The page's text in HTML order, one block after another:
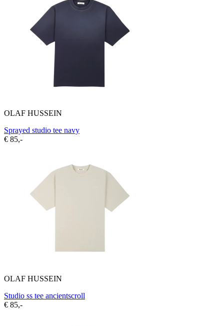
OLAF HUSSEIN
Sprayed studio tee navy
€ 85,-
OLAF HUSSEIN
Studio ss tee ancientscroll
€ 85,-